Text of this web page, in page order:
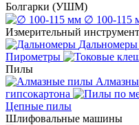
Болгарки (УШМ)
∅ 100-115
Измерительный инструмент
Дальномеры
Пирометры
Пилы
гипсокартона
Цепные пилы
Шлифовальные машины